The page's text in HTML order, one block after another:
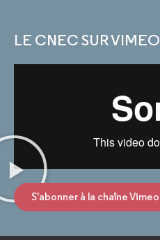
LE CNEC SUR VIMEO
S'abonner à la chaîne Vimeo